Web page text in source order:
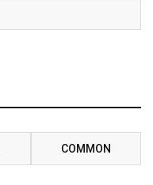
COMMON